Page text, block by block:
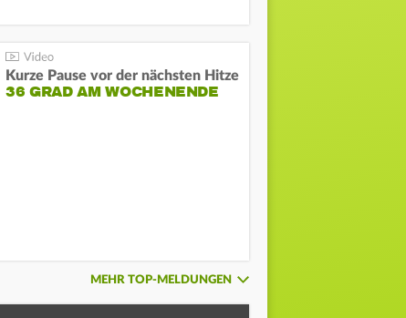
Kurze Pause vor der nächsten Hitze
36 GRAD AM WOCHENENDE
MEHR TOP-MELDUNGEN